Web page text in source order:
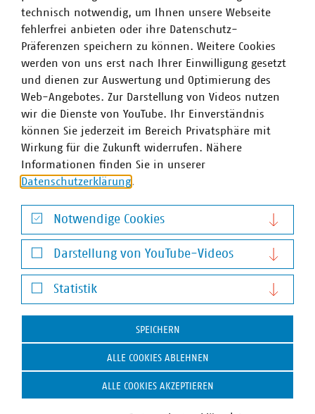
Ulf Duda
Investitionsbedarfe und Bezahlbarkeit, Sicherheit
der kritischen Infrastruktur, Anpassung an den
Klimawandel, Druck auf den Schutz der
Wasserressourcen sowie die Notwendigkeit,
Kooperationen zu stärken. Das sind nicht nur große
Herausforderungen, sondern zugleich auch großen
Chancen für die Wasserwirtschaft. Die IFAT ist die
ideale Plattform, um Fachgespräche zu führen,
Branchentrends zu entdecken und neue Kontakte
zu knüpfen.
technisch notwendig, um Ihnen unsere Webseite
fehlerfrei anbieten oder ihre Datenschutz-
Präferenzen speichern zu können. Weitere Cookies
werden von uns erst nach Ihrer Einwilligung gesetzt
und dienen zur Auswertung und Optimierung des
Web-Angebotes. Zur Darstellung von Videos nutzen
wir die Dienste von YouTube. Ihr Einverständnis
können Sie jederzeit im Bereich Privatsphäre mit
Wirkung für die Zukunft widerrufen. Nähere
Informationen finden Sie in unserer
Datenschutzerklärung.
Notwendige Cookies
Notwendige Cookies
Darstellung von YouTube-Videos
Darstellung von YouTube-Videos
Statistik
Statistik
SPEICHERN
ALLE COOKIES ABLEHNEN
ALLE COOKIES AKZEPTIEREN